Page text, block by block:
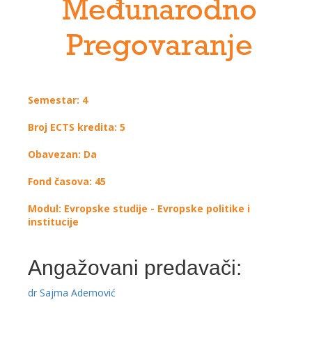
Međunarodno
Pregovaranje
Semestar: 4
Broj ECTS kredita: 5
Obavezan: Da
Fond časova: 45
Modul: Evropske studije - Evropske politike i
institucije
Angažovani predavači:
dr Sajma Ademović